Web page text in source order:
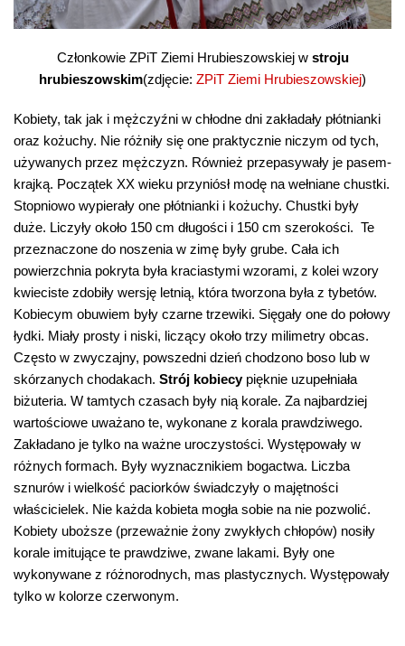
Członkowie ZPiT Ziemi Hrubieszowskiej w stroju
hrubieszowskim(zdjęcie: ZPiT Ziemi Hrubieszowskiej)
Kobiety, tak jak i mężczyźni w chłodne dni zakładały płótnianki
oraz kożuchy. Nie różniły się one praktycznie niczym od tych,
używanych przez mężczyzn. Również przepasywały je pasem-
krajką. Początek XX wieku przyniósł modę na wełniane chustki.
Stopniowo wypierały one płótnianki i kożuchy. Chustki były
duże. Liczyły około 150 cm długości i 150 cm szerokości. Te
przeznaczone do noszenia w zimę były grube. Cała ich
powierzchnia pokryta była kraciastymi wzorami, z kolei wzory
kwieciste zdobiły wersję letnią, która tworzona była z tybetów.
Kobiecym obuwiem były czarne trzewiki. Sięgały one do połowy
łydki. Miały prosty i niski, liczący około trzy milimetry obcas.
Często w zwyczajny, powszedni dzień chodzono boso lub w
skórzanych chodakach. Strój kobiecypięknie uzupełniała
biżuteria. W tamtych czasach były nią korale. Za najbardziej
wartościowe uważano te, wykonane z korala prawdziwego.
Zakładano je tylko na ważne uroczystości. Występowały w
różnych formach. Były wyznacznikiem bogactwa. Liczba
sznurów i wielkość paciorków świadczyły o majętności
właścicielek. Nie każda kobieta mogła sobie na nie pozwolić.
Kobiety uboższe (przeważnie żony zwykłych chłopów) nosiły
korale imitujące te prawdziwe, zwane lakami. Były one
wykonywane z różnorodnych, mas plastycznych. Występowały
tylko w kolorze czerwonym.